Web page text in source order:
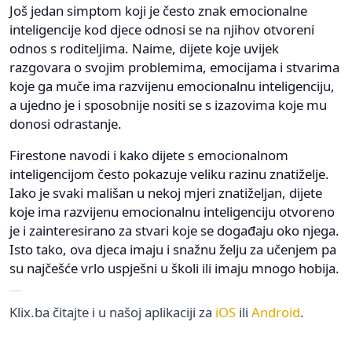
Još jedan simptom koji je često znak emocionalne
inteligencije kod djece odnosi se na njihov otvoreni
odnos s roditeljima. Naime, dijete koje uvijek
razgovara o svojim problemima, emocijama i stvarima
koje ga muče ima razvijenu emocionalnu inteligenciju,
a ujedno je i sposobnije nositi se s izazovima koje mu
donosi odrastanje.
Firestone navodi i kako dijete s emocionalnom
inteligencijom često pokazuje veliku razinu znatiželje.
Iako je svaki mališan u nekoj mjeri znatiželjan, dijete
koje ima razvijenu emocionalnu inteligenciju otvoreno
je i zainteresirano za stvari koje se događaju oko njega.
Isto tako, ova djeca imaju i snažnu želju za učenjem pa
su najčešće vrlo uspješni u školi ili imaju mnogo hobija.
Klix.ba čitajte i u našoj aplikaciji za iOS ili Android.